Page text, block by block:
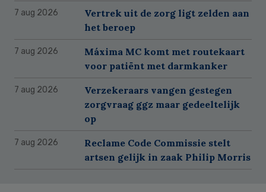
7 aug 2026
Vertrek uit de zorg ligt zelden aan
het beroep
7 aug 2026
Máxima MC komt met routekaart
voor patiënt met darmkanker
7 aug 2026
Verzekeraars vangen gestegen
zorgvraag ggz maar gedeeltelijk
op
7 aug 2026
Reclame Code Commissie stelt
artsen gelijk in zaak Philip Morris